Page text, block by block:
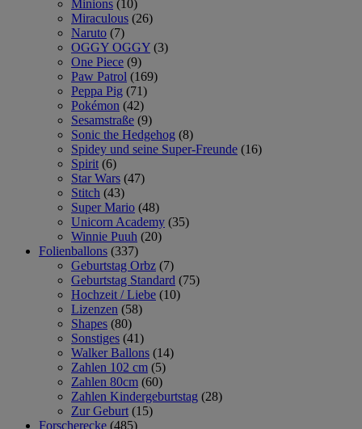
Minions (10)
Miraculous (26)
Naruto (7)
OGGY OGGY (3)
One Piece (9)
Paw Patrol (169)
Peppa Pig (71)
Pokémon (42)
Sesamstraße (9)
Sonic the Hedgehog (8)
Spidey und seine Super-Freunde (16)
Spirit (6)
Star Wars (47)
Stitch (43)
Super Mario (48)
Unicorn Academy (35)
Winnie Puuh (20)
Folienballons (337)
Geburtstag Orbz (7)
Geburtstag Standard (75)
Hochzeit / Liebe (10)
Lizenzen (58)
Shapes (80)
Sonstiges (41)
Walker Ballons (14)
Zahlen 102 cm (5)
Zahlen 80cm (60)
Zahlen Kindergeburtstag (28)
Zur Geburt (15)
Forscherecke (485)